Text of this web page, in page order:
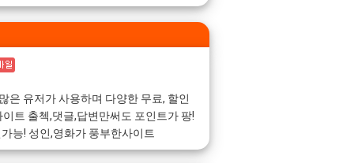
은 유저가 사용하며 다양한 무료, 할인
트 출첵,댓글,답변만써도 포인트가 팡!
능! 성인,영화가 풍부한사이트